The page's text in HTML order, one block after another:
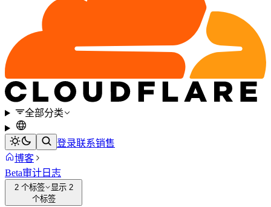
全部分类
登录联系销售
博客
Beta审计日志
2 个标签
显示 2
个标签